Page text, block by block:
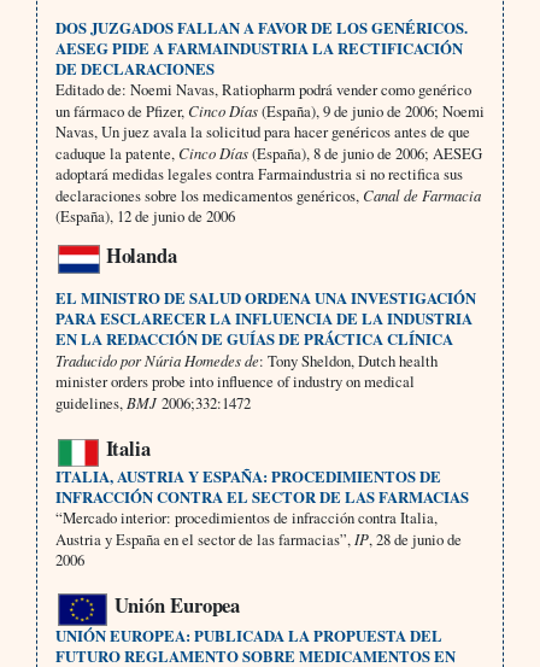
DOS JUZGADOS FALLAN A FAVOR DE LOS GENÉRICOS.
AESEG PIDE A FARMAINDUSTRIA LA RECTIFICACIÓN
DE DECLARACIONES
Editado de: Noemi Navas, Ratiopharm podrá vender como genérico
un fármaco de Pfizer,Cinco Días(España), 9 de junio de 2006; Noemi
Navas, Un juez avala la solicitud para hacer genéricos antes de que
caduque la patente,Cinco Días(España), 8 de junio de 2006; AESEG
adoptará medidas legales contra Farmaindustria si no rectifica sus
declaraciones sobre los medicamentos genéricos,Canal de Farmacia
(España), 12 de junio de 2006
Holanda
EL MINISTRO DE SALUD ORDENA UNA INVESTIGACIÓN
PARA ESCLARECER LA INFLUENCIA DE LA INDUSTRIA
EN LA REDACCIÓN DE GUÍAS DE PRÁCTICA CLÍNICA
Traducido por Núria Homedes de: Tony Sheldon, Dutch health
minister orders probe into influence of industry on medical
guidelines, BMJ2006;332:1472
Italia
ITALIA, AUSTRIA Y ESPAÑA: PROCEDIMIENTOS DE
INFRACCIÓN CONTRA EL SECTOR DE LAS FARMACIAS
“Mercado interior: procedimientos de infracción contra Italia,
Austria y España en el sector de las farmacias”, IP, 28 de junio de
2006
Unión Europea
UNIÓN EUROPEA: PUBLICADA LA PROPUESTA DEL
FUTURO REGLAMENTO SOBRE MEDICAMENTOS EN